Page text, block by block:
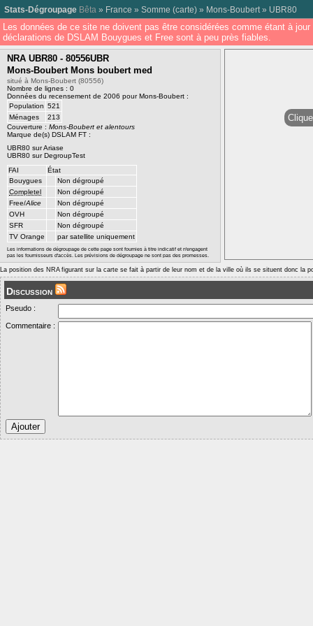
Stats-Dégroupage Bêta » France » Somme (carte) » Mons-Boubert » UBR80
Les données de ce site ne doivent pas être considérées comme étant à
déclarations de DSLAM Bouygues et Free sont à peu près fiables.
NRA UBR80 - 80556UBR
Mons-Boubert Mons boubert med
situé à Mons-Boubert (80556)
Nombre de lignes : 0
Données du recensement de 2006 pour Mons-Boubert :
Population 521
Ménages
213
Couverture : Mons-Boubert et alentours
Marque de(s) DSLAM FT :
UBR80 sur Ariase
UBR80 sur DegroupTest
FAI
État
Bouygues
Non dégroupé
Completel
Non dégroupé
Free/Alice
Non dégroupé
OVH
Non dégroupé
SFR
Non dégroupé
TV Orange
par satellite uniquement
Les informations de dégroupage de cette page sont fournies à titre indicatif et n'engagent
pas les fournisseurs d'accès. Les prévisions de dégroupage ne sont pas des promesses.
La position des NRA figurant sur la carte se fait à partir de leur nom et de la ville où ils se situent donc la
Discussion
Pseudo :
Commentaire :